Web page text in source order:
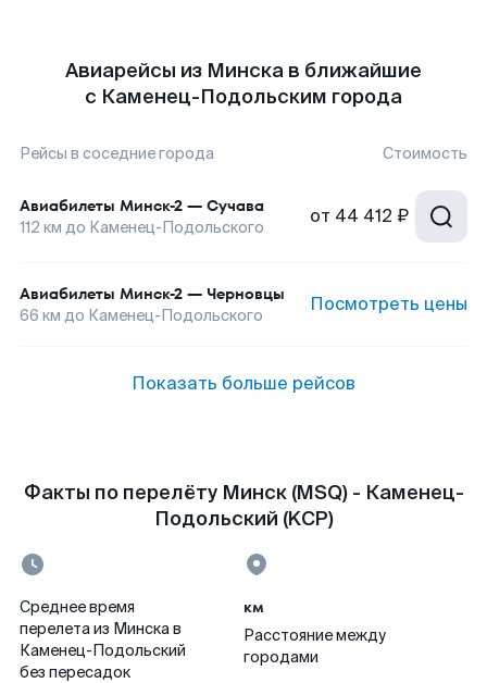
Авиарейсы из Минска в ближайшие
с Каменец-Подольским города
Рейсы в соседние города Стоимость
Авиабилеты Минск-2 — Сучава
112 км до Каменец-Подольского от 44 412 ₽
Авиабилеты Минск-2 — Черновцы
66 км до Каменец-Подольского Посмотреть цены
Показать больше рейсов
Факты по перелёту Минск (MSQ) - Каменец-
Подольский (KCP)
Среднее время
перелета из Минска в
Каменец-Подольский
без пересадок
км
Расстояние между
городами